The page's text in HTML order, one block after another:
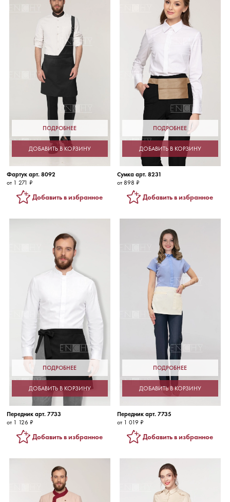
ПОДРОБНЕЕ
ДОБАВИТЬ В КОРЗИНУ
Фартук арт. 8092
от 1 271 ₽
Добавить в избранное
ПОДРОБНЕЕ
ДОБАВИТЬ В КОРЗИНУ
Сумка арт. 8231
от 898 ₽
Добавить в избранное
ПОДРОБНЕЕ
ДОБАВИТЬ В КОРЗИНУ
Передник арт. 7733
от 1 126 ₽
Добавить в избранное
ПОДРОБНЕЕ
ДОБАВИТЬ В КОРЗИНУ
Передник арт. 7735
от 1 019 ₽
Добавить в избранное